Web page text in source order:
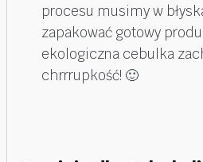
procesu musimy w
zapakować gotowy
ekologiczna cebulka
chrrrupkość! 🙂